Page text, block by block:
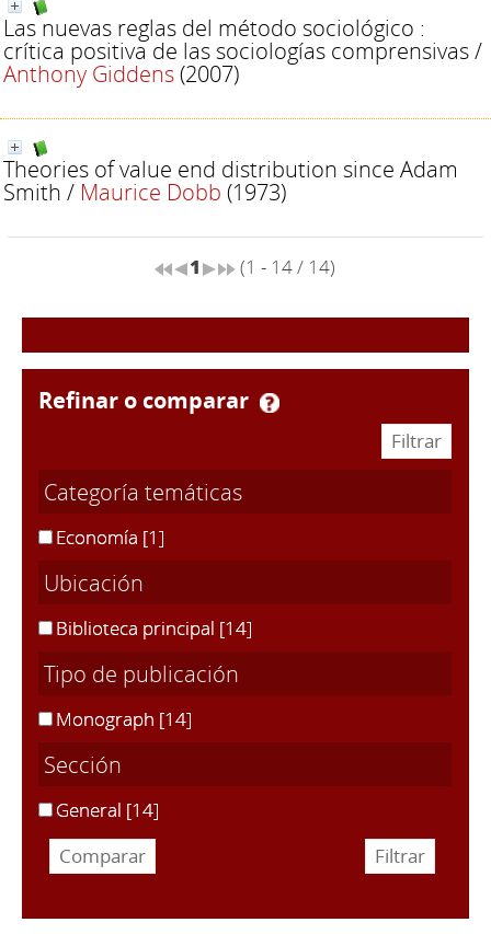
Las nuevas reglas del método sociológico :
crítica positiva de las sociologías comprensivas/
Anthony Giddens(2007)
Theories of value end distribution since Adam
Smith / Maurice Dobb (1973)
1 (1 - 14 / 14)
refinar o comparar
Categoría temáticas
Economía [1]
Ubicación
Biblioteca principal [14]
Tipo de publicación
Monograph [14]
Sección
General [14]